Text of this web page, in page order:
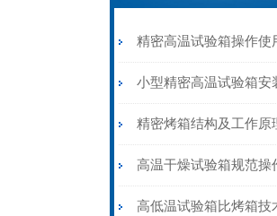
精密高温试验箱操作使
巧
小型精密高温试验箱安
前之安装检查
精密烤箱结构及工作原
高温干燥试验箱规范操
册
高低温试验箱比烤箱技